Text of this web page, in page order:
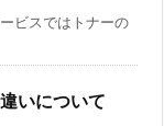
ビスではトナーの
いについて